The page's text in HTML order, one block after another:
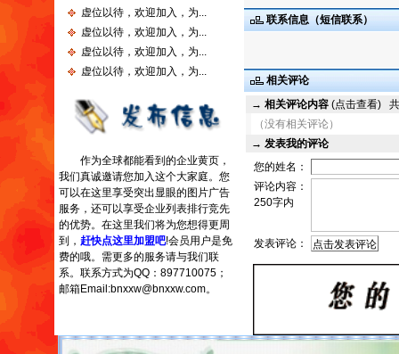
虚位以待，欢迎加入，为...
虚位以待，欢迎加入，为...
虚位以待，欢迎加入，为...
虚位以待，欢迎加入，为...
作为全球都能看到的企业黄页，
我们真诚邀请您加入这个大家庭。您
可以在这里享受突出显眼的图片广告
服务，还可以享受企业列表排行竞先
的优势。在这里我们将为您想得更周
到， 赶快点这里加盟吧!会员用户是免
费的哦。需更多的服务请与我们联
系。联系方式为QQ：897710075；
邮箱Email:bnxxw@bnxxw.com。
联系信息（短信联系）
相关评论
→ 相关评论内容(点击查看)共
（没有相关评论）
→ 发表我的评论
您的姓名：
评论内容：
250字内
发表评论：